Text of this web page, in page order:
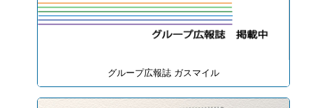
グループ広報誌 ガスマイル